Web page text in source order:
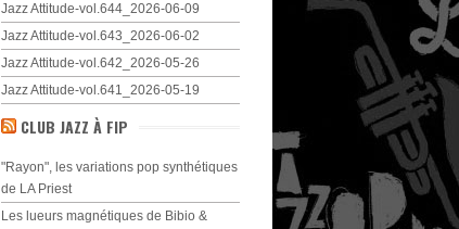
Jazz Attitude-vol.644_2026-06-09
Jazz Attitude-vol.643_2026-06-02
Jazz Attitude-vol.642_2026-05-26
Jazz Attitude-vol.641_2026-05-19
CLUB JAZZ À FIP
"Rayon", les variations pop synthétiques
de LA Priest
Les lueurs magnétiques de Bibio &